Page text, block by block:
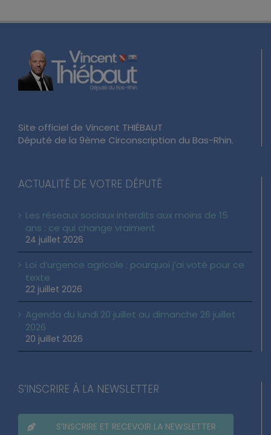
Site officiel de Vincent THIÉBAUT
Député de la 9ème Circonscription du Bas-Rhin.
ACTUALITÉ DE VOTRE DÉPUTÉ
Les réseaux sociaux interdits aux moins de 15
ans : ce qui change vraiment
24 juillet 2026
Loi d’urgence agricole : pourquoi j’ai voté pour ce
texte
22 juillet 2026
Agenda du lundi 20 juillet au dimanche 26 juillet
2026
20 juillet 2026
S’INSCRIRE À LA NEWSLETTER
S’INSCRIRE ET RECEVOIR LA NEWSLETTER